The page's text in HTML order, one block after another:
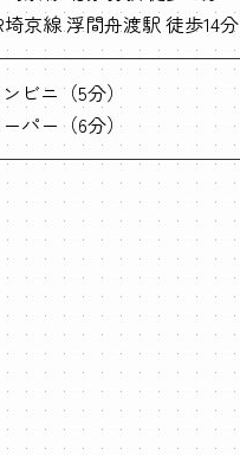
埼京線 浮間舟渡駅 徒歩14分
ビニ（5分）
パー（6分）